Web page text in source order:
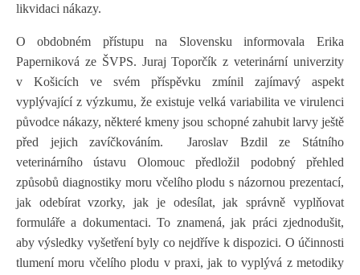
likvidaci nákazy.
O obdobném přístupu na Slovensku informovala Erika
Paperniková ze ŠVPS. Juraj Toporčík z veterinární univerzity
v Košicích ve svém příspěvku zmínil zajímavý aspekt
vyplývající z výzkumu, že existuje velká variabilita ve virulenci
původce nákazy, některé kmeny jsou schopné zahubit larvy ještě
před jejich zavíčkováním.
Jaroslav Bzdil ze Státního
veterinárního ústavu Olomouc předložil podobný přehled
způsobů diagnostiky moru včelího plodu s názornou prezentací,
jak odebírat vzorky, jak je odesílat, jak správně vyplňovat
formuláře a dokumentaci. To znamená, jak práci zjednodušit,
aby výsledky vyšetření byly co nejdříve k dispozici. O účinnosti
tlumení moru včelího plodu v praxi, jak to vyplývá z metodiky